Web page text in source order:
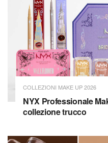
COLLEZIONI MAKE UP 2026
NYX Professionale
collezione trucco